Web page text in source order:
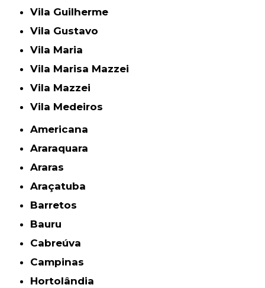
Vila Guilherme
Vila Gustavo
Vila Maria
Vila Marisa Mazzei
Vila Mazzei
Vila Medeiros
Americana
Araraquara
Araras
Araçatuba
Barretos
Bauru
Cabreúva
Campinas
Hortolândia